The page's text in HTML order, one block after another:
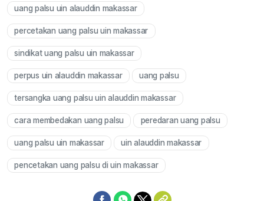
uang palsu uin alauddin makassar
percetakan uang palsu uin makassar
sindikat uang palsu uin makassar
perpus uin alauddin makassar uang palsu
tersangka uang palsu uin alauddin makassar
cara membedakan uang palsu peredaran uang palsu
uang palsu uin makassar uin alauddin makassar
pencetakan uang palsu di uin makassar